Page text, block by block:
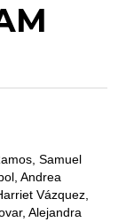
Samuel
Andrea
Vázquez,
Alejandra